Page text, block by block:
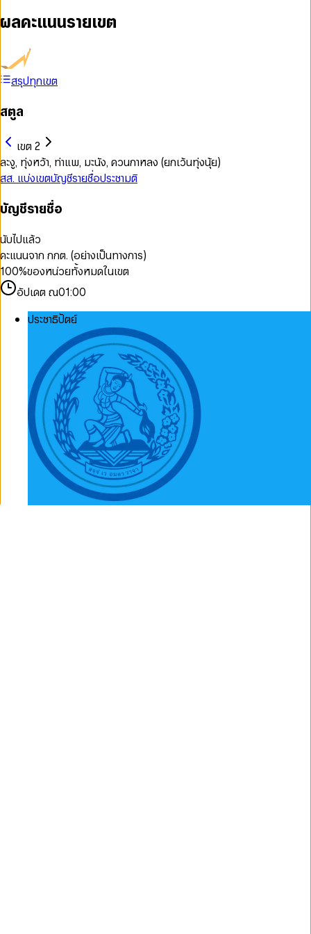
ผลคะแนนรายเขต
สรุปทุกเขต
สตูล
เขต 2
ละงู, ทุ่งหว้า, ท่าแพ, มะนัง, ควนกาหลง (ยกเว้นทุ่งนุ้ย)
สส. แบ่งเขตบัญชีรายชื่อประชามติ
บัญชีรายชื่อ
นับไปแล้ว
คะแนนจาก กกต. (อย่างเป็นทางการ)
100%ของหน่วยทั้งหมดในเขต
อัปเดต ณ01:00
ประชาธิปัตย์